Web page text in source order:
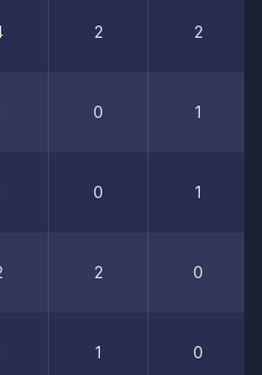
2 2
0 1
0 1
2 0
1 0